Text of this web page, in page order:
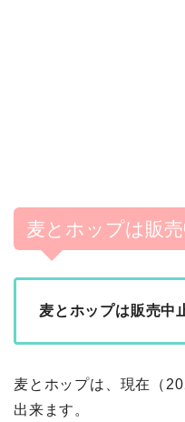
麦とホップは販売
麦とホップは販売中
麦とホップは、現在（
出来ます。